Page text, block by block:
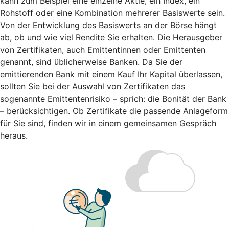
Rohstoff oder eine Kombination mehrerer Basiswerte sein.
Von der Entwicklung des Basiswerts an der Börse hängt
ab, ob und wie viel Rendite Sie erhalten. Die Herausgeber
von Zertifikaten, auch Emittentinnen oder Emittenten
genannt, sind üblicherweise Banken. Da Sie der
emittierenden Bank mit einem Kauf Ihr Kapital überlassen,
sollten Sie bei der Auswahl von Zertifikaten das
sogenannte Emittentenrisiko – sprich: die Bonität der Bank
– berücksichtigen. Ob Zertifikate die passende Anlageform
für Sie sind, finden wir in einem gemeinsamen Gespräch
heraus.